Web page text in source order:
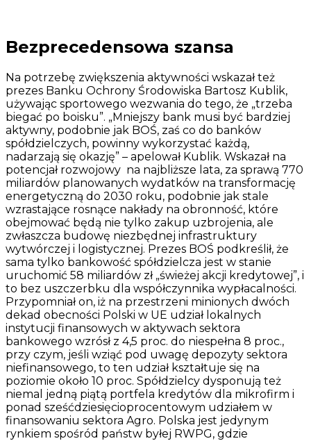
Bezprecedensowa szansa
Na potrzebę zwiększenia aktywności wskazał też
prezes Banku Ochrony Środowiska Bartosz Kublik,
używając sportowego wezwania do tego, że „trzeba
biegać po boisku”. „Mniejszy bank musi być bardziej
aktywny, podobnie jak BOŚ, zaś co do banków
spółdzielczych, powinny wykorzystać każdą,
nadarzają się okazję” – apelował Kublik. Wskazał na
potencjał rozwojowy na najbliższe lata, za sprawą 770
miliardów planowanych wydatków na transformację
energetyczną do 2030 roku, podobnie jak stale
wzrastające rosnące nakłady na obronność, które
obejmować będą nie tylko zakup uzbrojenia, ale
zwłaszcza budowę niezbędnej infrastruktury
wytwórczej i logistycznej. Prezes BOŚ podkreślił, że
sama tylko bankowość spółdzielcza jest w stanie
uruchomić 58 miliardów zł „świeżej akcji kredytowej”, i
to bez uszczerbku dla współczynnika wypłacalności.
Przypomniał on, iż na przestrzeni minionych dwóch
dekad obecności Polski w UE udział lokalnych
instytucji finansowych w aktywach sektora
bankowego wzrósł z 4,5 proc. do niespełna 8 proc.,
przy czym, jeśli wziąć pod uwagę depozyty sektora
niefinansowego, to ten udział kształtuje się na
poziomie około 10 proc. Spółdzielcy dysponują też
niemal jedną piątą portfela kredytów dla mikrofirm i
ponad sześćdziesięcioprocentowym udziałem w
finansowaniu sektora Agro. Polska jest jedynym
rynkiem spośród państw byłej RWPG, gdzie